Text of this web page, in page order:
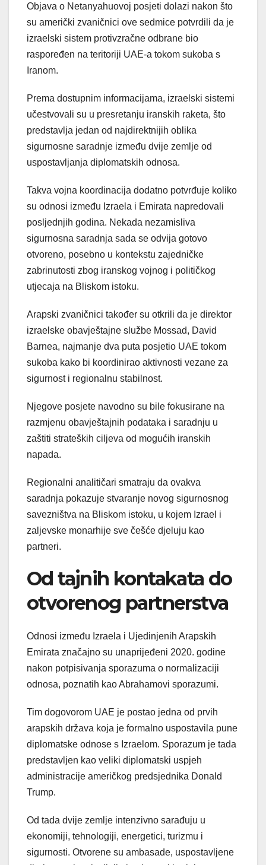
Objava o Netanyahuovoj posjeti dolazi nakon što
su američki zvaničnici ove sedmice potvrdili da je
izraelski sistem protivzračne odbrane bio
raspoređen na teritoriji UAE-a tokom sukoba s
Iranom.
Prema dostupnim informacijama, izraelski sistemi
učestvovali su u presretanju iranskih raketa, što
predstavlja jedan od najdirektnijih oblika
sigurnosne saradnje između dvije zemlje od
uspostavljanja diplomatskih odnosa.
Takva vojna koordinacija dodatno potvrđuje koliko
su odnosi između Izraela i Emirata napredovali
posljednjih godina. Nekada nezamisliva
sigurnosna saradnja sada se odvija gotovo
otvoreno, posebno u kontekstu zajedničke
zabrinutosti zbog iranskog vojnog i političkog
utjecaja na Bliskom istoku.
Arapski zvaničnici također su otkrili da je direktor
izraelske obavještajne službe Mossad, David
Barnea, najmanje dva puta posjetio UAE tokom
sukoba kako bi koordinirao aktivnosti vezane za
sigurnost i regionalnu stabilnost.
Njegove posjete navodno su bile fokusirane na
razmjenu obavještajnih podataka i saradnju u
zaštiti strateških ciljeva od mogućih iranskih
napada.
Regionalni analitičari smatraju da ovakva
saradnja pokazuje stvaranje novog sigurnosnog
savezništva na Bliskom istoku, u kojem Izrael i
zaljevske monarhije sve češće djeluju kao
partneri.
Od tajnih kontakata do
otvorenog partnerstva
Odnosi između Izraela i Ujedinjenih Arapskih
Emirata značajno su unaprijeđeni 2020. godine
nakon potpisivanja sporazuma o normalizaciji
odnosa, poznatih kao Abrahamovi sporazumi.
Tim dogovorom UAE je postao jedna od prvih
arapskih država koja je formalno uspostavila pune
diplomatske odnose s Izraelom. Sporazum je tada
predstavljen kao veliki diplomatski uspjeh
administracije američkog predsjednika Donald
Trump.
Od tada dvije zemlje intenzivno sarađuju u
ekonomiji, tehnologiji, energetici, turizmu i
sigurnosti. Otvorene su ambasade, uspostavljene